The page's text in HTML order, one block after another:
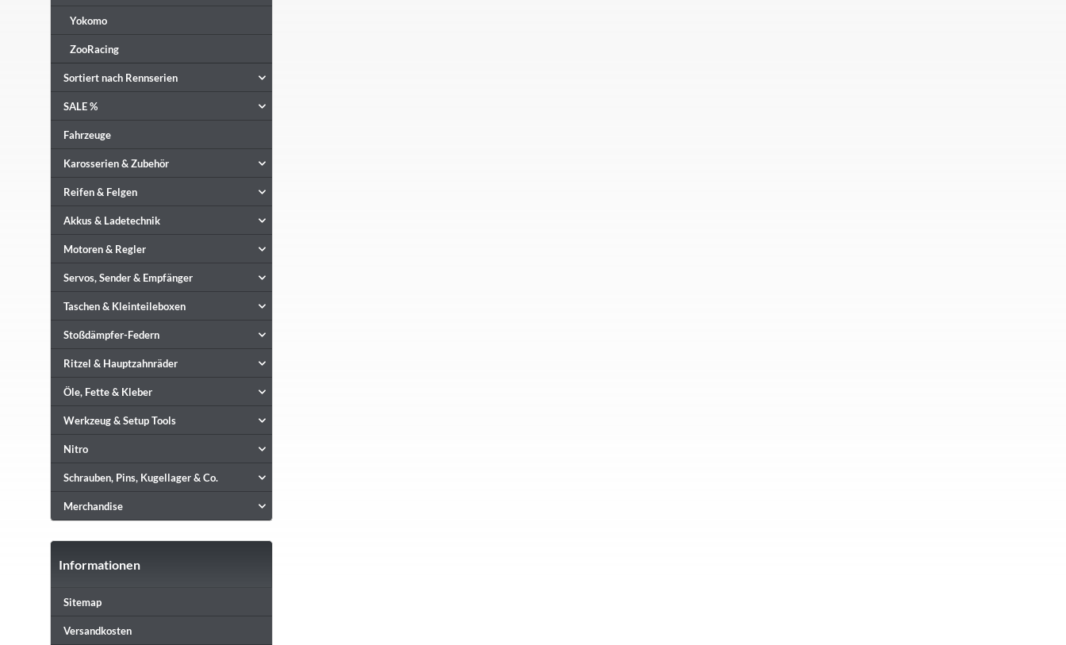
Yokomo
ZooRacing
Sortiert nach Rennserien
SALE %
Fahrzeuge
Karosserien & Zubehör
Reifen & Felgen
Akkus & Ladetechnik
Motoren & Regler
Servos, Sender & Empfänger
Taschen & Kleinteileboxen
Stoßdämpfer-Federn
Ritzel & Hauptzahnräder
Öle, Fette & Kleber
Werkzeug & Setup Tools
Nitro
Schrauben, Pins, Kugellager & Co.
Merchandise
Informationen
Sitemap
Versandkosten